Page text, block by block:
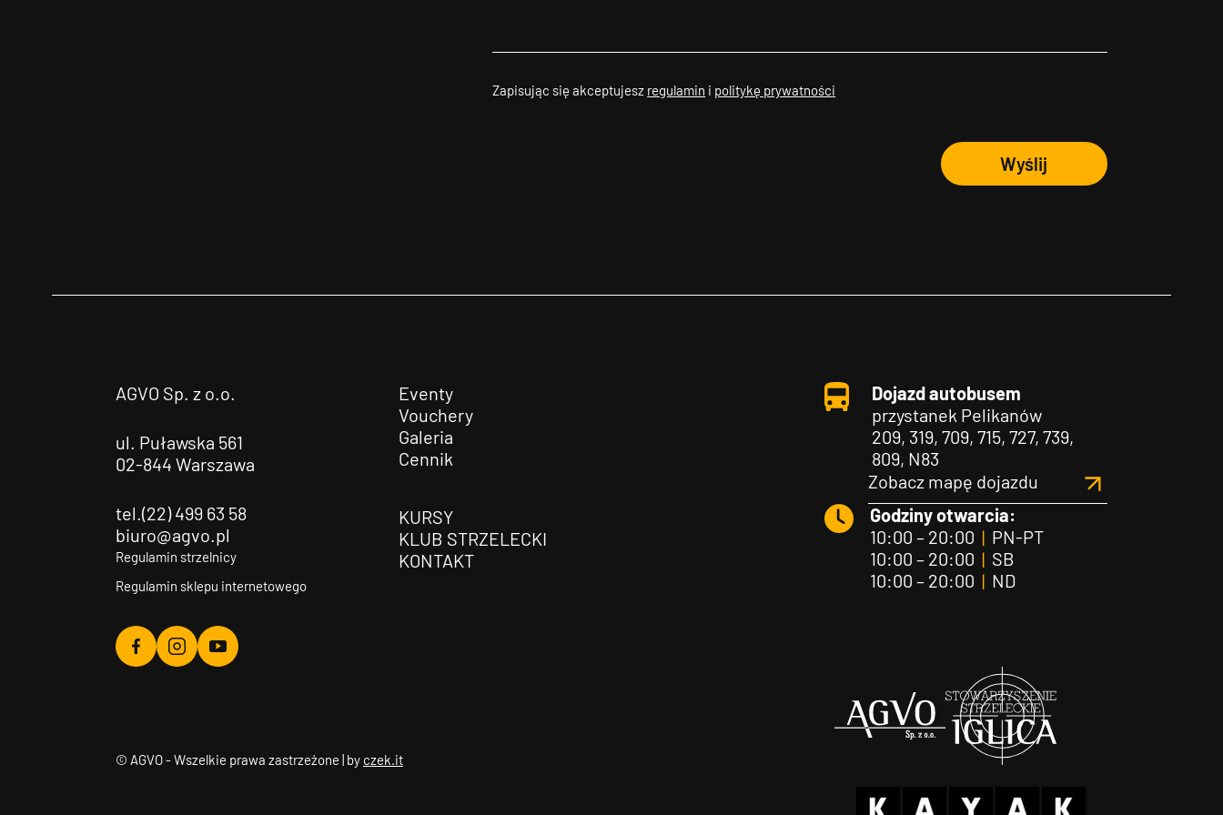
Zapisując się akceptujesz regulamin i politykę prywatności
Wyślij
AGVO Sp. z o.o.
ul. Puławska 561
02-844 Warszawa
tel.(22) 499 63 58
biuro@agvo.pl
Regulamin strzelnicy
Regulamin sklepu internetowego
Agvo
Agvo
Agvo
Eventy
Vouchery
Galeria
Cennik
KURSY
KLUB STRZELECKI
KONTAKT
Dojazd autobusem
przystanek Pelikanów
209, 319, 709, 715, 727, 739,
809, N83
Zobacz mapę dojazdu
Godziny otwarcia:
10:00 – 20:00 |PN-PT
10:00 – 20:00 |SB
10:00 – 20:00 |ND
© AGVO - Wszelkie prawa zastrzeżone | by czek.it
Agvo Iglica